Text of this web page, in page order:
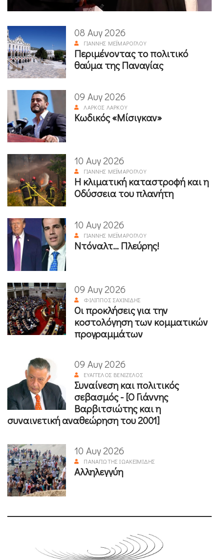
08 Αυγ 2026
ΓΙΆΝΝΗΣ ΜΕΪΜΆΡΟΓΛΟΥ
Περιμένοντας το πολιτικό
θαύμα της Παναγίας
09 Αυγ 2026
ΛΆΡΚΟΣ ΛΆΡΚΟΥ
Κωδικός «Μίσιγκαν»
10 Αυγ 2026
ΓΙΆΝΝΗΣ ΜΕΪΜΆΡΟΓΛΟΥ
Η κλιματική καταστροφή και η
Οδύσσεια του πλανήτη
10 Αυγ 2026
ΓΙΆΝΝΗΣ ΜΕΪΜΆΡΟΓΛΟΥ
Ντόναλτ… Πλεύρης!
09 Αυγ 2026
ΦΊΛΙΠΠΟΣ ΣΑΧΙΝΊΔΗΣ
Οι προκλήσεις για την
κοστολόγηση των κομματικών
προγραμμάτων
09 Αυγ 2026
ΕΥΆΓΓΕΛΟΣ ΒΕΝΙΖΈΛΟΣ
Συναίνεση και πολιτικός
σεβασμός - [Ο Γιάννης
Βαρβιτσιώτης και η
συναινετική αναθεώρηση του 2001]
10 Αυγ 2026
ΠΑΝΑΓΙΏΤΗΣ ΙΩΑΚΕΙΜΊΔΗΣ
Αλληλεγγύη